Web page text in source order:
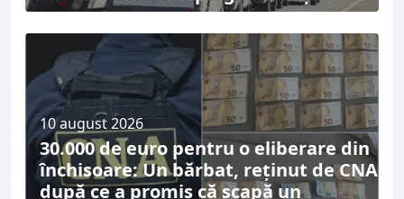
10 august 2026
30.000 de euro pentru o eliberare din
închisoare: Un bărbat, reținut de CNA
după ce a promis că scapă un